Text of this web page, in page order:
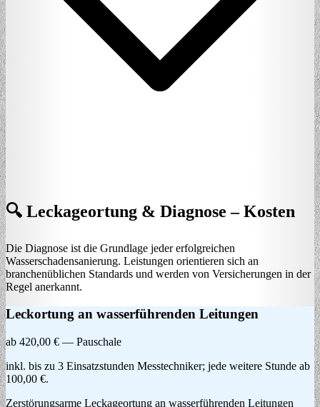
🔍 Leckageortung & Diagnose – Kosten
Die Diagnose ist die Grundlage jeder erfolgreichen
Wasserschadensanierung. Leistungen orientieren sich an
branchenüblichen Standards und werden von Versicherungen in der
Regel anerkannt.
Leckortung an wasserführenden Leitungen
ab 420,00 € — Pauschale
inkl. bis zu 3 Einsatzstunden Messtechniker; jede weitere Stunde ab
100,00 €.
Zerstörungsarme Leckageortung an wasserführenden Leitungen